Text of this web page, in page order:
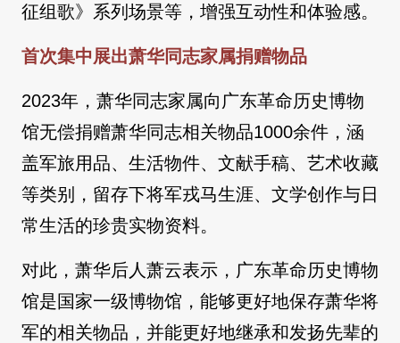
征组歌》系列场景等，增强互动性和体验感。
首次集中展出萧华同志家属捐赠物品
2023年，萧华同志家属向广东革命历史博物
馆无偿捐赠萧华同志相关物品1000余件，涵
盖军旅用品、生活物件、文献手稿、艺术收藏
等类别，留存下将军戎马生涯、文学创作与日
常生活的珍贵实物资料。
对此，萧华后人萧云表示，广东革命历史博物
馆是国家一级博物馆，能够更好地保存萧华将
军的相关物品，并能更好地继承和发扬先辈的